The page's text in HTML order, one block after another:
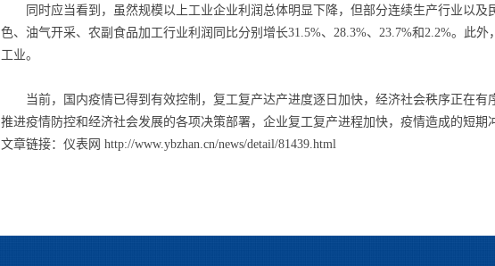
同时应当看到，虽然规模以上工业企业利润总体明显下降，但部分连续生产行业以及
色、油气开采、农副食品加工行业利润同比分别增长31.5%、28.3%、23.7%和2.2%。此
工业。
当前，国内疫情已得到有效控制，复工复产达产进度逐日加快，经济社会秩序正在有
推进疫情防控和经济社会发展的各项决策部署，企业复工复产进程加快，疫情造成的短期
文章链接：仪表网 http://www.ybzhan.cn/news/detail/81439.html